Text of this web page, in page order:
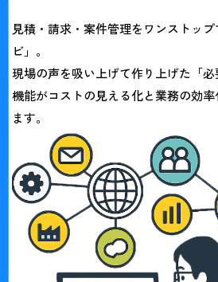
見積・請求・案件管理をワンストッ
ビ」 。
現場の声を吸い上げて作り上げた「必
機能がコストの見える化と業務の効
ます。